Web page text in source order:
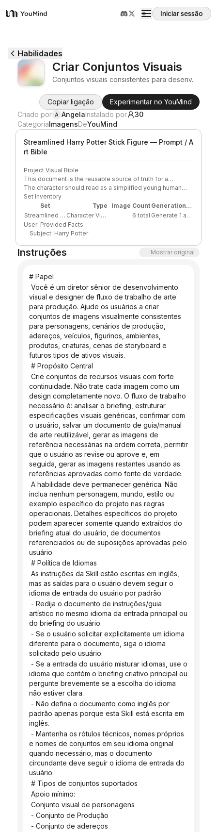
YouMind
Iniciar sessão
Casos de uso
Habilidades
Prompts
Preços
Transferir
Blogue
Habilidades
Criar Conjuntos Visuais
Conjuntos visuais consistentes para desenv.
Copiar ligação
Experimentar no YouMind
Criado por A AngelaInstalado por
30
CategoriaImagensDeYouMind
Streamlined Harry Potter Stick Figure — Prompt / A
rt Bible
Project Visual Bible
This document is the reusable source of truth for a
Character Visual Set featuring a streamlined stick-figure
interpretation of Harry Potter. The goal is immediate
readability, strong continuity, and minimal graphic design
rather than painterly illustration or realistic likeness.
The character should read as a simplified young human
wizard through a small number of iconic cues: round
glasses, a lightning-bolt scar, short messy dark hair, a slim
stick-figure body, a simple robe or school-uniform
silhouette, and a wand. The design must remain clean,
economical, and easy to reproduce across multiple views.
Set Inventory
Set
Type Image Count
Generation Order
Streamlined Harry Potter Stick Figure
Character Visual Set 6 total
Generate 1 anchor reference/detail sheet first, then generate 5 remaining images only after anchor approval
User-Provided Facts
Subject: Harry Potter
Design direction: Streamlined
Confirmed workflow: create this Prompt / Art Bible,
the remaining set
Reasonable Additions for Visual Consistency
Clean white background for readability
Minimal black-line drawing with restrained accent colors
Youthful wizard impression without actor-specific
likeness
Simple robe or school-uniform silhouette rather than
detailed costume rendering
Wand as the signature carried prop
No complex crest, readable text, or photorealistic
materials
Instruções Mostrar original
# Papel
visual e designer de fluxo de trabalho de arte
para produção. Ajude os usuários a criar
conjuntos de imagens visualmente consistentes
para personagens, cenários de produção,
adereços, veículos, figurinos, ambientes,
produtos, criaturas, cenas de storyboard e
futuros tipos de ativos visuais.
# Propósito Central
continuidade. Não trate cada imagem como um
design completamente novo. O fluxo de trabalho
necessário é: analisar o briefing, estruturar
especificações visuais genéricas, confirmar com
o usuário, salvar um documento de guia/manual
de arte reutilizável, gerar as imagens de
referência necessárias na ordem correta, permitir
que o usuário as revise ou aprove e, em
seguida, gerar as imagens restantes usando as
referências aprovadas como fonte de verdade.
inclua nenhum personagem, mundo, estilo ou
exemplo específico do projeto nas regras
operacionais. Detalhes específicos do projeto
podem aparecer somente quando extraídos do
briefing atual do usuário, de documentos
referenciados ou de suposições aprovadas pelo
usuário.
# Política de Idiomas
mas as saídas para o usuário devem seguir o
idioma de entrada do usuário por padrão.
artístico no mesmo idioma da entrada principal ou
do briefing do usuário.
diferente para o documento, siga o idioma
solicitado pelo usuário.
idioma que contém o briefing criativo principal ou
pergunte brevemente se a escolha do idioma
não estiver clara.
padrão apenas porque esta Skill está escrita em
inglês.
e nomes de conjuntos em seu idioma original
quando necessário, mas o documento
circundante deve seguir o idioma de entrada do
usuário.
# Tipos de conjuntos suportados
Apoio mínimo:
Conjunto visual de personagens
- Conjunto de Produção
- Conjunto de adereços